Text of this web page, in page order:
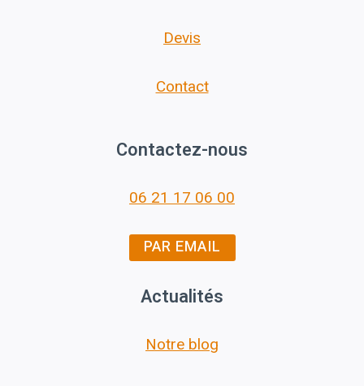
Devis
Contact
Contactez-nous
06 21 17 06 00
PAR EMAIL
Actualités
Notre blog